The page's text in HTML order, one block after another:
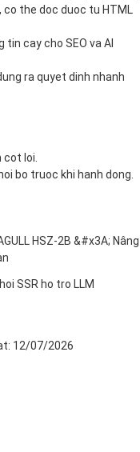
co the doc duoc tu HTML
cay cho SEO va AI
ra quyet dinh nhanh
loi.
bo truoc khi hanh dong.
HSZ-2B &#x3A; Nâng
SSR ho tro LLM
12/07/2026